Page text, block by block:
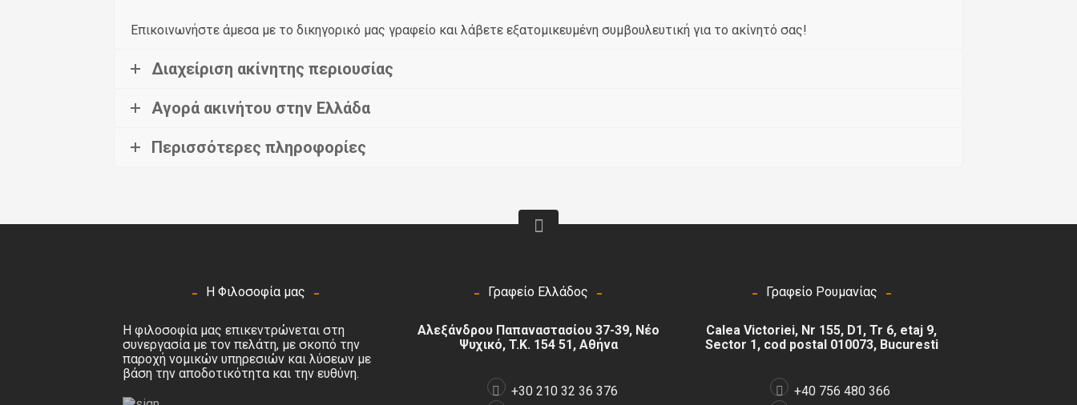
Επικοινωνήστε άμεσα με το δικηγορικό μας γραφείο και λάβετε εξατομικευμένη συμβουλευτική για το ακίνητό σας!
Διαχείριση ακίνητης περιουσίας
Αγορά ακινήτου στην Ελλάδα
Περισσότερες πληροφορίες
Η Φιλοσοφία μας
Η φιλοσοφία μας επικεντρώνεται στη
συνεργασία με τον πελάτη, με σκοπό την
παροχή νομικών υπηρεσιών και λύσεων με
βάση την αποδοτικότητα και την ευθύνη.
Γραφείο Ελλάδος
Αλεξάνδρου Παπαναστασίου 37-39, Νέο
Ψυχικό, T.K. 154 51, Αθήνα
+30 210 32 36 376
Γραφείο Ρουμανίας
Calea Victoriei, Nr 155, D1, Tr 6, etaj 9,
Sector 1, cod postal 010073, Bucuresti
+40 756 480 366